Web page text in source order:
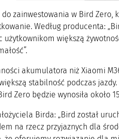
zainwestowania w Bird Zero,
Według producenta:
użytkownikom większą
akumulatora niż Xiaomi
stabilność podczas
Zero będzie wynosiła około
Birda: „Bird został
na rzecz przyjaznych dla